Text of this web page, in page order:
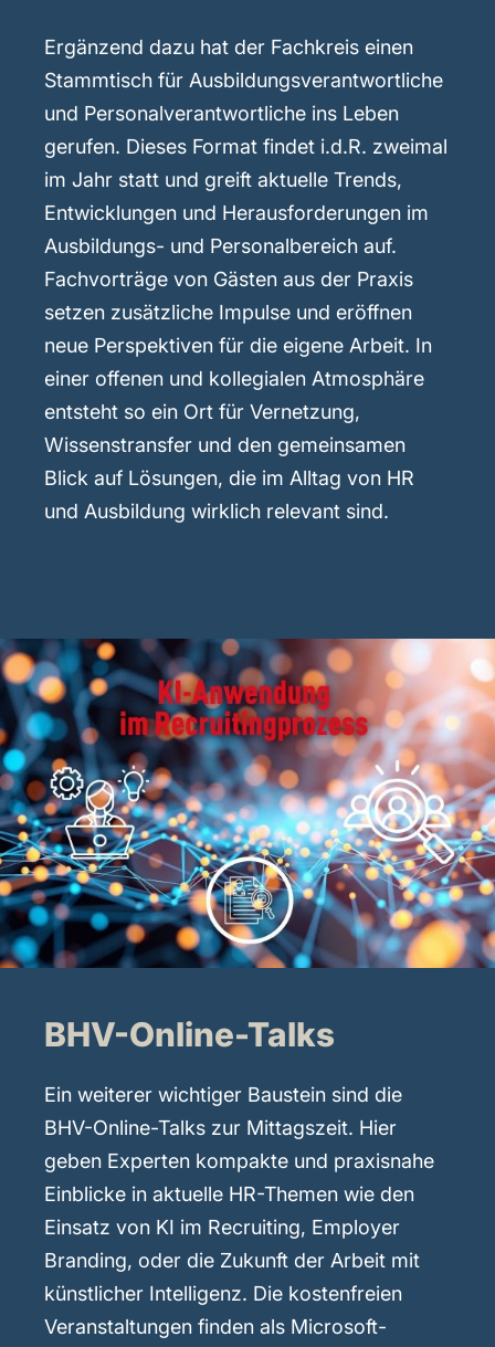
Ergänzend dazu hat der Fachkreis einen
Stammtisch für Ausbildungsverantwortliche
und Personalverantwortliche ins Leben
gerufen. Dieses Format findet i.d.R. zweimal
im Jahr statt und greift aktuelle Trends,
Entwicklungen und Herausforderungen im
Ausbildungs- und Personalbereich auf.
Fachvorträge von Gästen aus der Praxis
setzen zusätzliche Impulse und eröffnen
neue Perspektiven für die eigene Arbeit. In
einer offenen und kollegialen Atmosphäre
entsteht so ein Ort für Vernetzung,
Wissenstransfer und den gemeinsamen
Blick auf Lösungen, die im Alltag von HR
und Ausbildung wirklich relevant sind.
BHV-Online-Talks
Ein weiterer wichtiger Baustein sind die
BHV-Online-Talks zur Mittagszeit. Hier
geben Experten kompakte und praxisnahe
Einblicke in aktuelle HR-Themen wie den
Einsatz von KI im Recruiting, Employer
Branding, oder die Zukunft der Arbeit mit
künstlicher Intelligenz. Die kostenfreien
Veranstaltungen finden als Microsoft-